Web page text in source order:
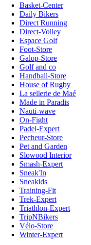
Basket-Center
Daily Bikers
Direct Running
Direct-Volley
Espace Golf
Foot-Store
Galop-Store
Golf and co
Handball-Store
House of Rugby
La sellerie de Maé
Made in Paradis
Nauti-wave
On-Fight
Padel-Expert
Pecheur-Store
Pet and Garden
Slowood Interior
Smash-Expert
Sneak'In
Sneakids
Training-Fit
Trek-Expert
Triathlon-Expert
TripNBikers
Vélo-Store
Winter-Expert